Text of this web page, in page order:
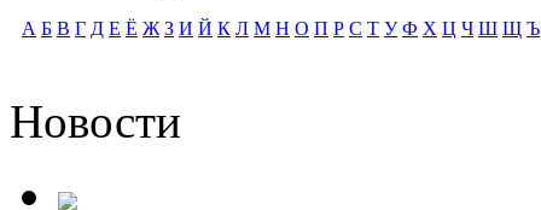
А Б В Г Д Е Ё Ж З И Й К Л М Н О П Р С Т У Ф Х Ц Ч Ш Щ Ъ
Новости